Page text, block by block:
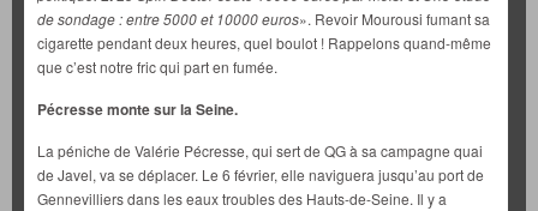
de sondage : entre 5000 et 10000 euros». Revoir Mourousi fumant sa
cigarette pendant deux heures, quel boulot ! Rappelons quand-même
que c’est notre fric qui part en fumée.
Pécresse monte sur la Seine.
La péniche de Valérie Pécresse, qui sert de QG à sa campagne quai
de Javel, va se déplacer. Le 6 février, elle naviguera jusqu’au port de
Gennevilliers dans les eaux troubles des Hauts-de-Seine. Il y a